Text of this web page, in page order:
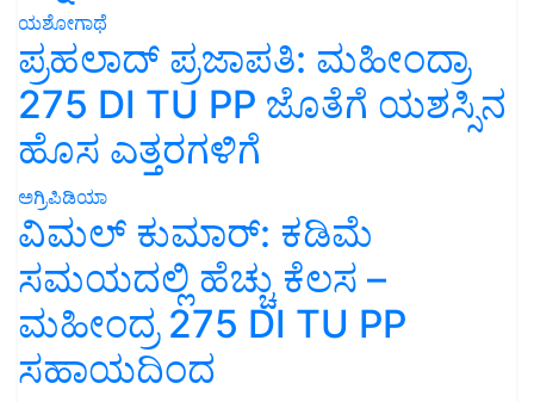
ಯಶೋಗಾಥೆ
ಪ್ರಹಲಾದ್ ಪ್ರಜಾಪತಿ: ಮಹೀಂದ್ರಾ
275 DI TU PP ಜೊತೆಗೆ ಯಶಸ್ಸಿನ
ಹೊಸ ಎತ್ತರಗಳಿಗೆ
ಅಗ್ರಿಪಿಡಿಯಾ
ವಿಮಲ್ ಕುಮಾರ್: ಕಡಿಮೆ
ಸಮಯದಲ್ಲಿ ಹೆಚ್ಚು ಕೆಲಸ –
ಮಹೀಂದ್ರ 275 DI TU PP
ಸಹಾಯದಿಂದ